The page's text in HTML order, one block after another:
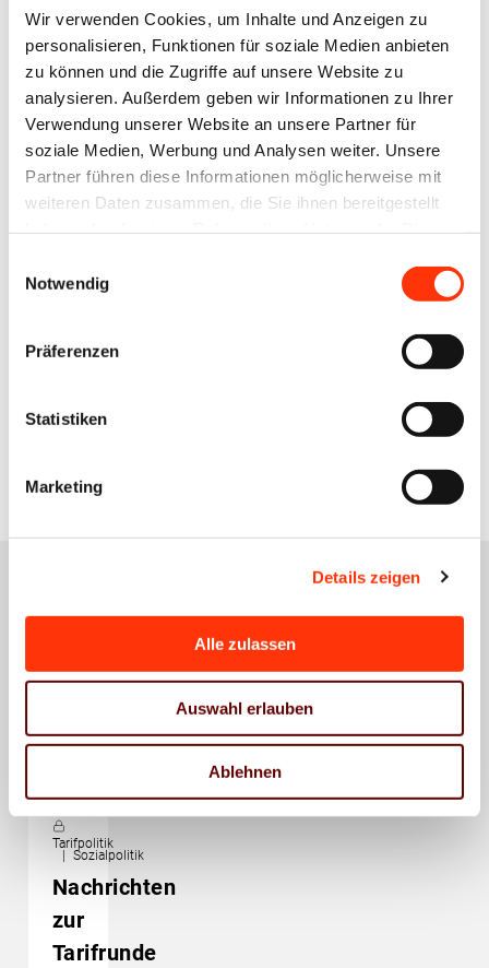
Wir verwenden Cookies, um Inhalte und Anzeigen zu
personalisieren, Funktionen für soziale Medien anbieten
zu können und die Zugriffe auf unsere Website zu
analysieren. Außerdem geben wir Informationen zu Ihrer
Verwendung unserer Website an unsere Partner für
soziale Medien, Werbung und Analysen weiter. Unsere
Partner führen diese Informationen möglicherweise mit
weiteren Daten zusammen, die Sie ihnen bereitgestellt
Notwendig
Präferenzen
Statistiken
Marketing
Details zeigen
Alle zulassen
Auswahl erlauben
Ablehnen
Zurück zum Anmeldeformular
Ansprechpartner
Das könnte Sie auch
interessieren
Tarifpolitik
Sozialpolitik
Nachrichten
zur
Tarifrunde